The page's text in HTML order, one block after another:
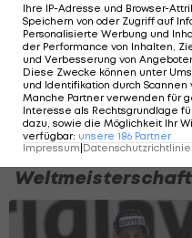
So liefen die letzten
Ihre IP-Adresse und Browser-
Speichern von oder Zugriff auf
Personalisierte Werbung und
der Performance von Inhalten,
und Verbesserung von
Diese Zwecke können unter
und Identifikation durch Scannen
Manche Partner verwenden für
Interesse als Rechtsgrundlage
dazu, sowie die Möglichkeit Ihr
verfügbar: unsere 186 Partner
Impressum|Datenschutzrichtlinie